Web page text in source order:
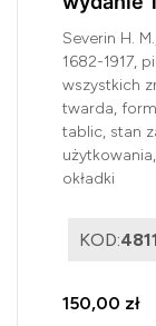
Severin H.
1682-1917,
wszystkich
twarda,
tablic, stan
okładki
KOD:
150,00 zł